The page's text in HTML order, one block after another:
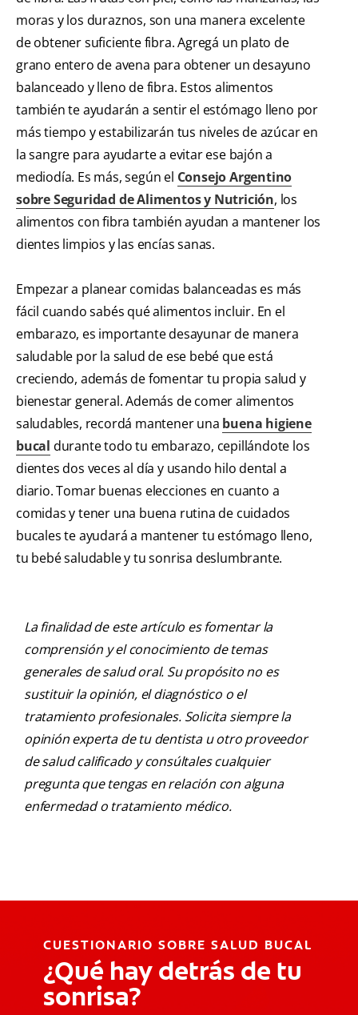
moras y los duraznos, son una manera excelente
de obtener suficiente fibra. Agregá un plato de
grano entero de avena para obtener un desayuno
balanceado y lleno de fibra. Estos alimentos
también te ayudarán a sentir el estómago lleno por
más tiempo y estabilizarán tus niveles de azúcar en
la sangre para ayudarte a evitar ese bajón a
mediodía. Es más, según el Consejo Argentino
sobre Seguridad de Alimentos y Nutrición, los
alimentos con fibra también ayudan a mantener los
dientes limpios y las encías sanas.
Empezar a planear comidas balanceadas es más
fácil cuando sabés qué alimentos incluir. En el
embarazo, es importante desayunar de manera
saludable por la salud de ese bebé que está
creciendo, además de fomentar tu propia salud y
bienestar general. Además de comer alimentos
saludables, recordá mantener una buena higiene
bucal durante todo tu embarazo, cepillándote los
dientes dos veces al día y usando hilo dental a
diario. Tomar buenas elecciones en cuanto a
comidas y tener una buena rutina de cuidados
bucales te ayudará a mantener tu estómago lleno,
tu bebé saludable y tu sonrisa deslumbrante.
La finalidad de este artículo es fomentar la
comprensión y el conocimiento de temas
generales de salud oral. Su propósito no es
sustituir la opinión, el diagnóstico o el
tratamiento profesionales. Solicita siempre la
opinión experta de tu dentista u otro proveedor
de salud calificado y consúltales cualquier
pregunta que tengas en relación con alguna
enfermedad o tratamiento médico.
CUESTIONARIO SOBRE SALUD BUCAL
¿Qué hay detrás de tu
sonrisa?